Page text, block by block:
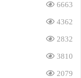
6663
4362
2832
3810
2079